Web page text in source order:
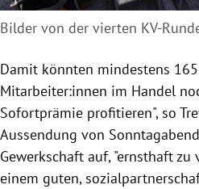
Bilder von der vierten KV-
Damit könnten mindestens
Mitarbeiter:innen im Handel
Sofortprämie profitieren", so
Aussendung von
Gewerkschaft auf, "ernsthaft zu
einem guten,